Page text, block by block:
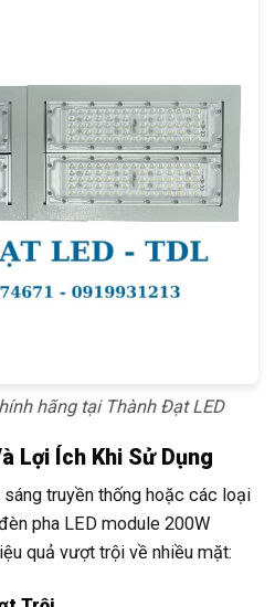
hãng tại Thành Đạt LED
Lợi Ích Khi Sử Dụng
truyền thống hoặc các loại
pha LED module 200W
quả vượt trội về nhiều mặt: